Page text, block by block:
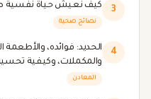
3 كيف نعيش حياة نفسية
نصائح صحية
4
الحديد: فوائده،
والمكملات، وكيفية
المعادن